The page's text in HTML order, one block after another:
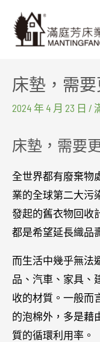
床墊，需
2024 年 4 月 23 日 /
床墊，需要
全世界都有廢棄物
業的全球第二大污
發起的舊衣物回收
都是希望延長織品
而生活中幾乎無法
品、汽車、家具、
收的材質。一般而
的泡棉外，多是藉
質的循環利用率。